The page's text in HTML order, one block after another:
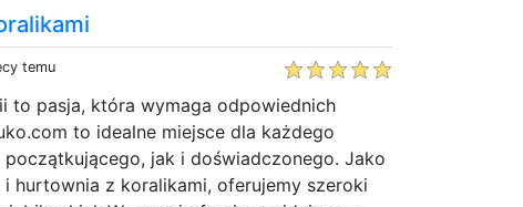
temu
to pasja, która wymaga odpowiednich
to idealne miejsce dla każdego
jak i doświadczonego. Jako
hurtownia z koralikami, oferujemy szeroki